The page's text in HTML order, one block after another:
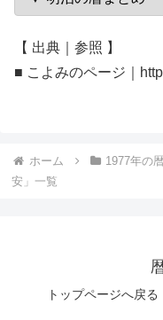
【 出典｜参照 】
■ こよみのページ｜
ホーム 1977年の
安」一覧
トップページへ戻る